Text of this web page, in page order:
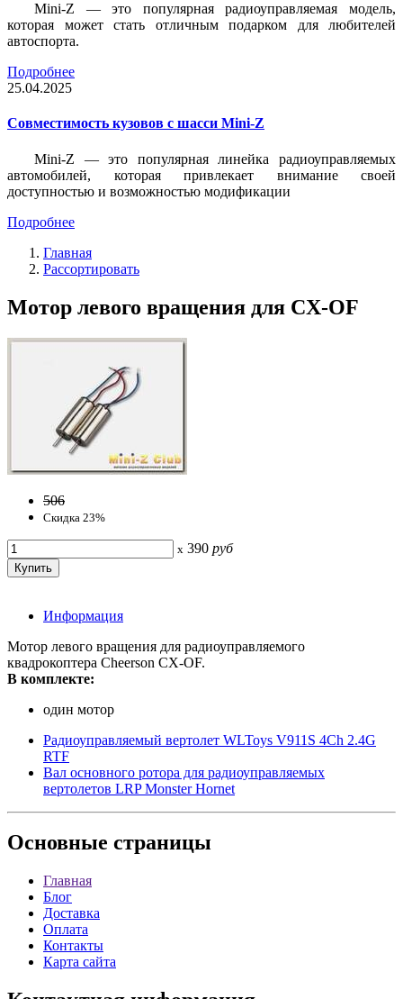
Mini-Z — это популярная радиоуправляемая модель,
которая может стать отличным подарком для любителей
автоспорта.
Подробнее
25.04.2025
Совместимость кузовов с шасси Mini-Z
Mini-Z — это популярная линейка радиоуправляемых
автомобилей, которая привлекает внимание своей
доступностью и возможностью модификации
Подробнее
Главная
Рассортировать
Мотор левого вращения для CX-OF
506
Скидка 23%
x 390 руб
Информация
Мотор левого вращения для радиоуправляемого
квадрокоптера Cheerson CX-OF.
В комплекте:
один мотор
Радиоуправляемый вертолет WLToys V911S 4Ch 2.4G
RTF
Вал основного ротора для радиоуправляемых
вертолетов LRP Monster Hornet
Основные страницы
Главная
Блог
Доставка
Оплата
Контакты
Карта сайта